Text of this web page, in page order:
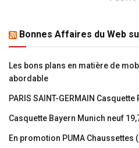
Bonnes Affaires du Web
Les bons plans en matière de
abordable
PARIS SAINT-GERMAIN
Casquette Bayern Munich neuf
En promotion PUMA Chaussettes